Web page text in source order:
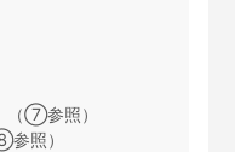
（⑦参照）
照）